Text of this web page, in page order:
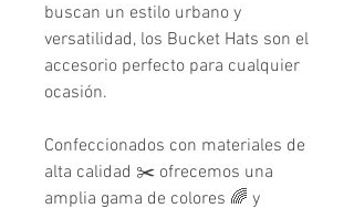
buscan un estilo urbano y
versatilidad, los Bucket Hats son el
accesorio perfecto para cualquier
ocasión.
Confeccionados con materiales de
alta calidad ✂️ ofrecemos una
amplia gama de colores 🌈 y